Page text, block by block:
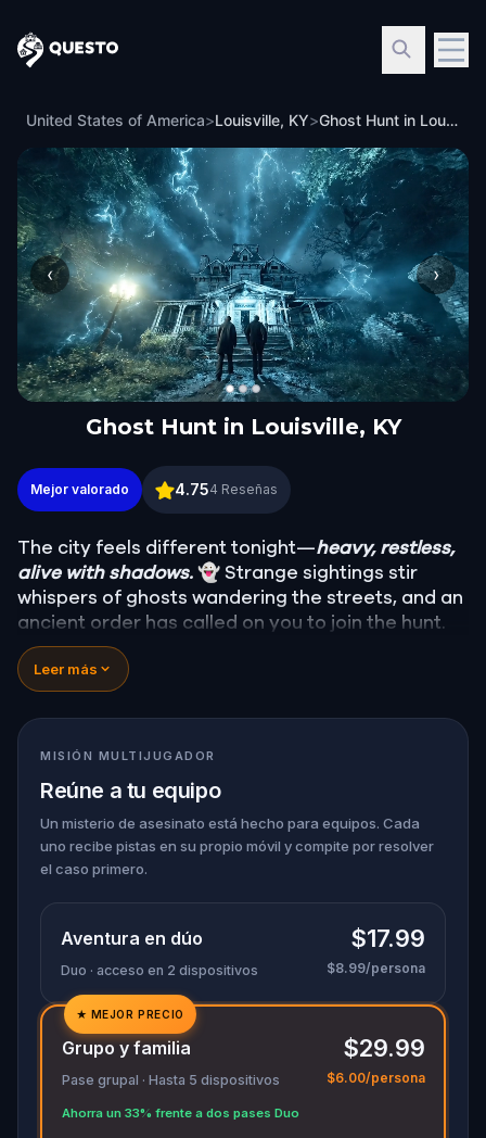
Questo
United States of America>Louisville, KY> Ghost Hunt in Louisville, KY
‹ ›
Ghost Hunt in Louisville, KY
Ghost Hunt in Louisville, KY
Mejor valorado 4.754 Reseñas
The city feels different tonight—heavy, restless,
alive with shadows. 👻 Strange sightings stir
whispers of ghosts wandering the streets, and an
ancient order has called on you to join the hunt.
Armed with a mysterious device that detects the
supernatural, you must uncover the truth behind
ten wandering spirits. Some are harmless, lost
between worlds…one hides a dark purpose,
plotting to unleash terror on the living.
their secrets before the evil ghost claims the city
for its own. 🕷️
Leer más
MISIÓN MULTIJUGADOR
Reúne a tu equipo
Un misterio de asesinato está hecho para equipos. Cada
uno recibe pistas en su propio móvil y compite por resolver
el caso primero.
Aventura en dúo
Duo · acceso en 2 dispositivos
$17.99
$8.99/persona
✓
✓
★ MEJOR PRECIO
Grupo y familia
Pase grupal · Hasta 5 dispositivos
Ahorra un 33% frente a dos pases Duo
$29.99
$6.00/persona